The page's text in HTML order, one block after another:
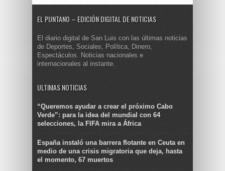
EL PUNTANO – EDICIÓN DIGITAL DE NOTICIAS
El diario digital de San Luis con las últimas noticias
de Deportes, Sociales, Política, Dinero,
Espectáculos. Noticias nacionales e
internacionales al instante.
ULTIMAS NOTICIAS
“Queremos ayudar a crear el próximo Cabo
Verde”: para la idea del mundial con 64
selecciones, la FIFA mira a África
España instaló una barrera flotante en Ceuta en
medio de una crisis migratoria que deja, hasta
el momento, 67 muertos